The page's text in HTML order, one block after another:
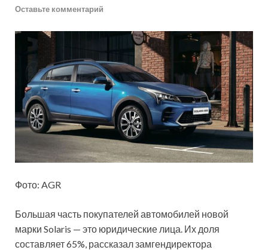
Оставьте комментарий
Фото: AGR
Большая часть покупателей автомобилей новой
марки Solaris — это юридические лица. Их доля
составляет 65%, рассказал замгендиректора